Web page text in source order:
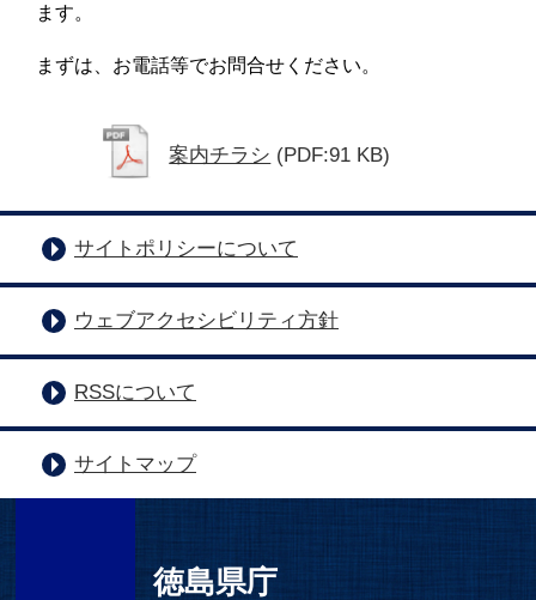
ます。
まずは、お電話等でお問合せください。
案内チラシ (PDF:91 KB)
サイトポリシーについて
ウェブアクセシビリティ方針
RSSについて
サイトマップ
徳島県庁